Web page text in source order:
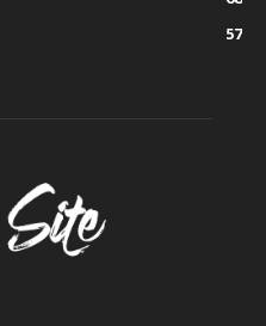
57